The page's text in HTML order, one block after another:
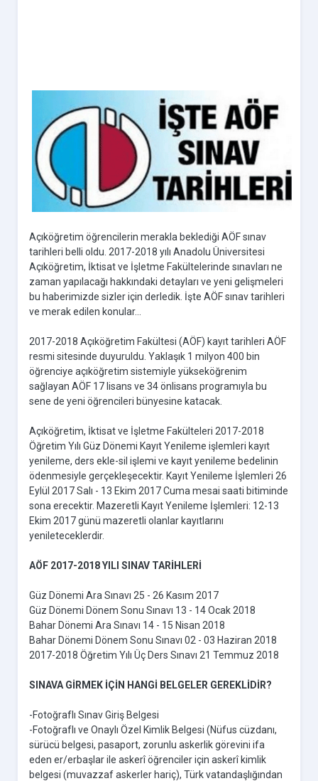
Açıköğretim öğrencilerin merakla beklediği AÖF sınav
tarihleri belli oldu. 2017-2018 yılı Anadolu Üniversitesi
Açıköğretim, İktisat ve İşletme Fakültelerinde sınavları ne
zaman yapılacağı hakkındaki detayları ve yeni gelişmeleri
bu haberimizde sizler için derledik. İşte AÖF sınav tarihleri
ve merak edilen konular...
2017-2018 Açıköğretim Fakültesi (AÖF) kayıt tarihleri AÖF
resmi sitesinde duyuruldu. Yaklaşık 1 milyon 400 bin
öğrenciye açıköğretim sistemiyle yükseköğrenim
sağlayan AÖF 17 lisans ve 34 önlisans programıyla bu
sene de yeni öğrencileri bünyesine katacak.
Açıköğretim, İktisat ve İşletme Fakülteleri 2017-2018
Öğretim Yılı Güz Dönemi Kayıt Yenileme işlemleri kayıt
yenileme, ders ekle-sil işlemi ve kayıt yenileme bedelinin
ödenmesiyle gerçekleşecektir. Kayıt Yenileme İşlemleri 26
Eylül 2017 Salı - 13 Ekim 2017 Cuma mesai saati bitiminde
sona erecektir. Mazeretli Kayıt Yenileme İşlemleri: 12-13
Ekim 2017 günü mazeretli olanlar kayıtlarını
yenileteceklerdir.
AÖF 2017-2018 YILI SINAV TARİHLERİ
Güz Dönemi Ara Sınavı 25 - 26 Kasım 2017
Güz Dönemi Dönem Sonu Sınavı 13 - 14 Ocak 2018
Bahar Dönemi Ara Sınavı 14 - 15 Nisan 2018
Bahar Dönemi Dönem Sonu Sınavı 02 - 03 Haziran 2018
2017-2018 Öğretim Yılı Üç Ders Sınavı 21 Temmuz 2018
SINAVA GİRMEK İÇİN HANGİ BELGELER GEREKLİDİR?
-Fotoğraflı Sınav Giriş Belgesi
-Fotoğraflı ve Onaylı Özel Kimlik Belgesi (Nüfus cüzdanı,
sürücü belgesi, pasaport, zorunlu askerlik görevini ifa
eden er/erbaşlar ile askerî öğrenciler için askerî kimlik
belgesi (muvazzaf askerler hariç), Türk vatandaşlığından